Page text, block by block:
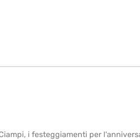
i festeggiamenti per